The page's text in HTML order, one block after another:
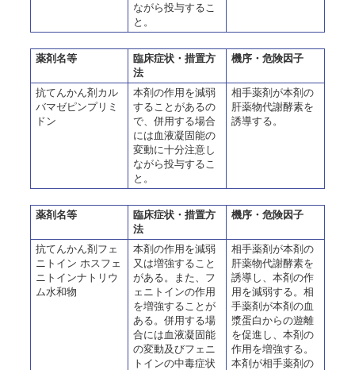
ながら投与するこ
と。
薬剤名等
臨床症状・措置方
法
機序・危険因子
抗てんかん剤カル
バマゼピンプリミ
ドン
本剤の作用を減弱
することがあるの
で、併用する場合
には血液凝固能の
変動に十分注意し
ながら投与するこ
と。
相手薬剤が本剤の
肝薬物代謝酵素を
誘導する。
薬剤名等
臨床症状・措置方
法
機序・危険因子
抗てんかん剤フェ
ニトイン ホスフェ
ニトインナトリウ
ム水和物
本剤の作用を減弱
又は増強すること
がある。また、フ
ェニトインの作用
を増強することが
ある。併用する場
合には血液凝固能
の変動及びフェニ
トインの中毒症状
相手薬剤が本剤の
肝薬物代謝酵素を
誘導し、本剤の作
用を減弱する。相
手薬剤が本剤の血
漿蛋白からの遊離
を促進し、本剤の
作用を増強する。
本剤が相手薬剤の